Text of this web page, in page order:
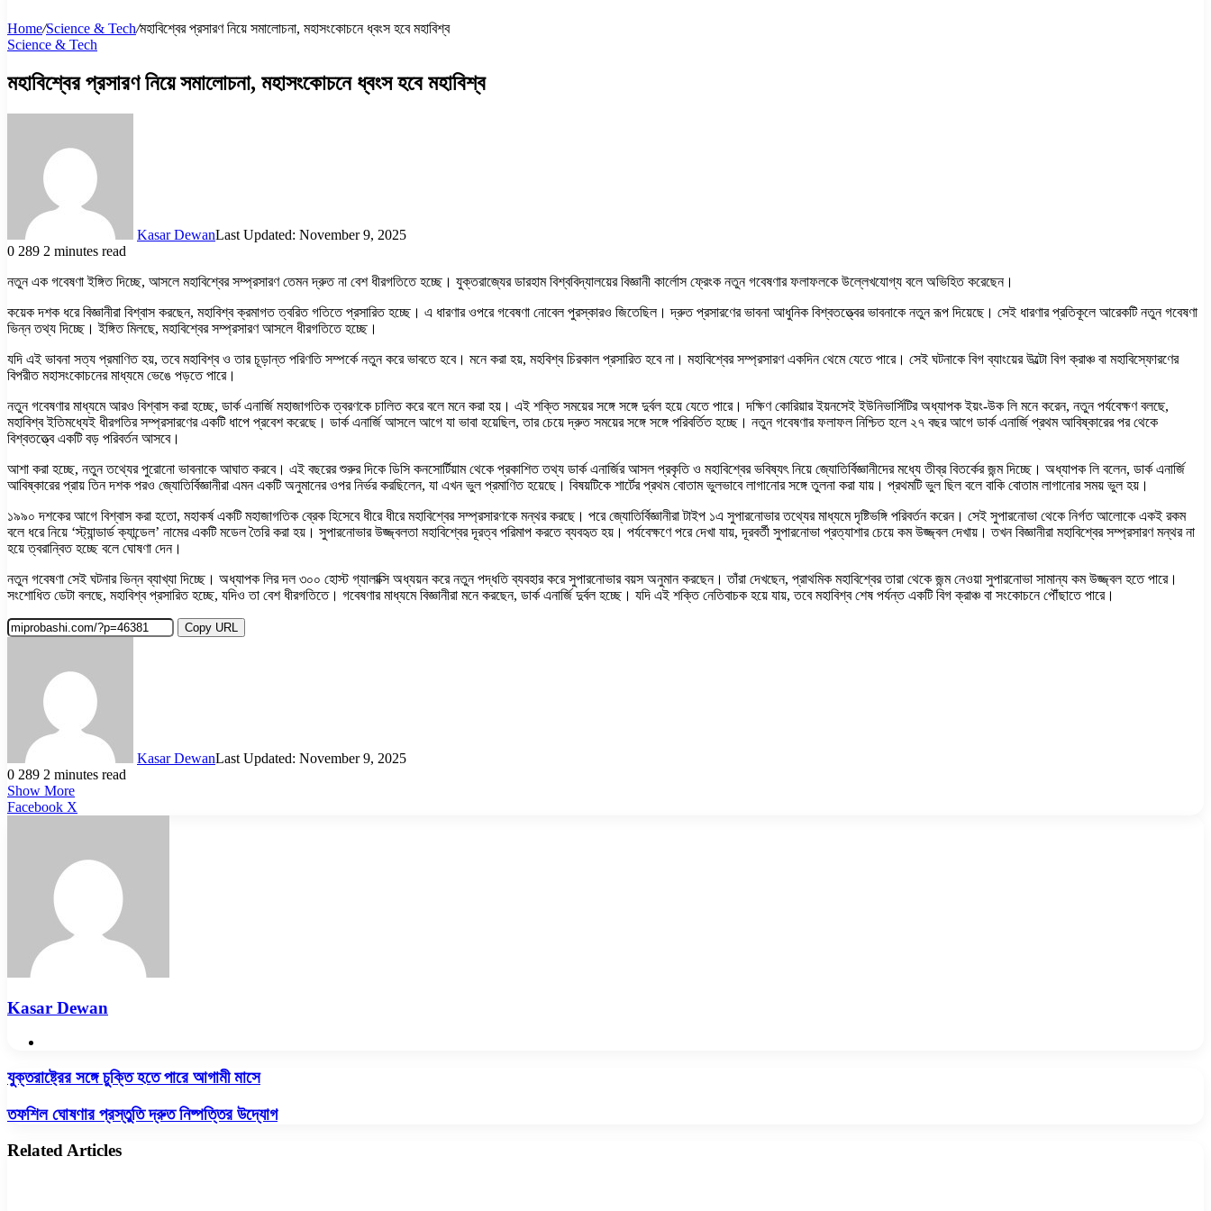
Home/Science & Tech/মহাবিশ্বের প্রসারণ নিয়ে সমালোচনা, মহাসংকোচনে ধ্বংস হবে মহাবিশ্ব
Science & Tech
মহাবিশ্বের প্রসারণ নিয়ে সমালোচনা, মহাসংকোচনে ধ্বংস হবে মহাবিশ্ব
Kasar DewanLast Updated: November 9, 2025
0 289 2 minutes read
নতুন এক গবেষণা ইঙ্গিত দিচ্ছে, আসলে মহাবিশ্বের সম্প্রসারণ তেমন দ্রুত না বেশ ধীরগতিতে হচ্ছে। যুক্তরাজ্যের ডারহাম বিশ্ববিদ্যালয়ের বিজ্ঞানী কার্লোস ফ্রেংক নতুন গবেষণার ফলাফলকে উল্লেখযোগ্য বলে অভিহিত করেছেন।
কয়েক দশক ধরে বিজ্ঞানীরা বিশ্বাস করছেন, মহাবিশ্ব ক্রমাগত ত্বরিত গতিতে প্রসারিত হচ্ছে। এ ধারণার ওপরে গবেষণা নোবেল পুরস্কারও জিতেছিল। দ্রুত প্রসারণের ভাবনা আধুনিক বিশ্বতত্ত্বের ভাবনাকে নতুন রূপ দিয়েছে। সেই ধারণার প্রতিকূলে আরেকটি নতুন গবেষণা
ভিন্ন তথ্য দিচ্ছে। ইঙ্গিত মিলছে, মহাবিশ্বের সম্প্রসারণ আসলে ধীরগতিতে হচ্ছে।
যদি এই ভাবনা সত্য প্রমাণিত হয়, তবে মহাবিশ্ব ও তার চূড়ান্ত পরিণতি সম্পর্কে নতুন করে ভাবতে হবে। মনে করা হয়, মহবিশ্ব চিরকাল প্রসারিত হবে না। মহাবিশ্বের সম্প্রসারণ একদিন থেমে যেতে পারে। সেই ঘটনাকে বিগ ব্যাংয়ের উল্টো বিগ ক্রাঞ্চ বা মহাবিস্ফোরণের
বিপরীত মহাসংকোচনের মাধ্যমে ভেঙে পড়তে পারে।
নতুন গবেষণার মাধ্যমে আরও বিশ্বাস করা হচ্ছে, ডার্ক এনার্জি মহাজাগতিক ত্বরণকে চালিত করে বলে মনে করা হয়। এই শক্তি সময়ের সঙ্গে সঙ্গে দুর্বল হয়ে যেতে পারে। দক্ষিণ কোরিয়ার ইয়নসেই ইউনিভার্সিটির অধ্যাপক ইয়ং-উক লি মনে করেন, নতুন পর্যবেক্ষণ বলছে,
মহাবিশ্ব ইতিমধ্যেই ধীরগতির সম্প্রসারণের একটি ধাপে প্রবেশ করেছে। ডার্ক এনার্জি আসলে আগে যা ভাবা হয়েছিল, তার চেয়ে দ্রুত সময়ের সঙ্গে সঙ্গে পরিবর্তিত হচ্ছে। নতুন গবেষণার ফলাফল নিশ্চিত হলে ২৭ বছর আগে ডার্ক এনার্জি প্রথম আবিষ্কারের পর থেকে
বিশ্বতত্ত্বে একটি বড় পরিবর্তন আসবে।
আশা করা হচ্ছে, নতুন তথ্যের পুরোনো ভাবনাকে আঘাত করবে। এই বছরের শুরুর দিকে ডিসি কনসোর্টিয়াম থেকে প্রকাশিত তথ্য ডার্ক এনার্জির আসল প্রকৃতি ও মহাবিশ্বের ভবিষ্যৎ নিয়ে জ্যোতির্বিজ্ঞানীদের মধ্যে তীব্র বিতর্কের জন্ম দিচ্ছে। অধ্যাপক লি বলেন, ডার্ক এনার্জি
আবিষ্কারের প্রায় তিন দশক পরও জ্যোতির্বিজ্ঞানীরা এমন একটি অনুমানের ওপর নির্ভর করছিলেন, যা এখন ভুল প্রমাণিত হয়েছে। বিষয়টিকে শার্টের প্রথম বোতাম ভুলভাবে লাগানোর সঙ্গে তুলনা করা যায়। প্রথমটি ভুল ছিল বলে বাকি বোতাম লাগানোর সময় ভুল হয়।
১৯৯০ দশকের আগে বিশ্বাস করা হতো, মহাকর্ষ একটি মহাজাগতিক ব্রেক হিসেবে ধীরে ধীরে মহাবিশ্বের সম্প্রসারণকে মন্থর করছে। পরে জ্যোতির্বিজ্ঞানীরা টাইপ ১এ সুপারনোভার তথ্যের মাধ্যমে দৃষ্টিভঙ্গি পরিবর্তন করেন। সেই সুপারনোভা থেকে নির্গত আলোকে একই রকম
বলে ধরে নিয়ে ‘স্ট্যান্ডার্ড ক্যান্ডেল’ নামের একটি মডেল তৈরি করা হয়। সুপারনোভার উজ্জ্বলতা মহাবিশ্বের দূরত্ব পরিমাপ করতে ব্যবহৃত হয়। পর্যবেক্ষণে পরে দেখা যায়, দূরবর্তী সুপারনোভা প্রত্যাশার চেয়ে কম উজ্জ্বল দেখায়। তখন বিজ্ঞানীরা মহাবিশ্বের সম্প্রসারণ মন্থর না
হয়ে ত্বরান্বিত হচ্ছে বলে ঘোষণা দেন।
নতুন গবেষণা সেই ঘটনার ভিন্ন ব্যাখ্যা দিচ্ছে। অধ্যাপক লির দল ৩০০ হোস্ট গ্যালাক্সি অধ্যয়ন করে নতুন পদ্ধতি ব্যবহার করে সুপারনোভার বয়স অনুমান করছেন। তাঁরা দেখছেন, প্রাথমিক মহাবিশ্বের তারা থেকে জন্ম নেওয়া সুপারনোভা সামান্য কম উজ্জ্বল হতে পারে।
সংশোধিত ডেটা বলছে, মহাবিশ্ব প্রসারিত হচ্ছে, যদিও তা বেশ ধীরগতিতে। গবেষণার মাধ্যমে বিজ্ঞানীরা মনে করছেন, ডার্ক এনার্জি দুর্বল হচ্ছে। যদি এই শক্তি নেতিবাচক হয়ে যায়, তবে মহাবিশ্ব শেষ পর্যন্ত একটি বিগ ক্রাঞ্চ বা সংকোচনে পৌঁছাতে পারে।
Copy URL
Kasar DewanLast Updated: November 9, 2025
0 289 2 minutes read
Show More
Facebook X
Kasar Dewan
যুক্তরাষ্ট্রের
সঙ্গে
চুক্তি
হতে
আগামী
যুক্তরাষ্ট্রের সঙ্গে চুক্তি হতে পারে আগামী মাসে
তফশিল
প্রস্তুতি
দ্রুত
তফশিল ঘোষণার প্রস্তুতি দ্রুত নিষ্পত্তির উদ্যোগ
Related Articles